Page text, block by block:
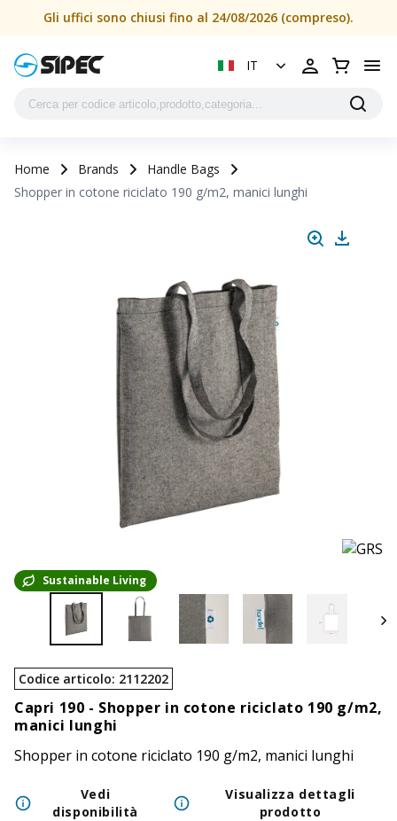
Gli uffici sono chiusi fino al 24/08/2026 (compreso).
IT
Home Brands
Handle Bags
Shopper in cotone riciclato 190 g/m2, manici lunghi
Sustainable Living
Codice articolo: 2112202
Capri 190 - Shopper in cotone riciclato 190 g/m2,
manici lunghi
Shopper in cotone riciclato 190 g/m2, manici lunghi
Vedi
disponibilità
Visualizza dettagli
prodotto